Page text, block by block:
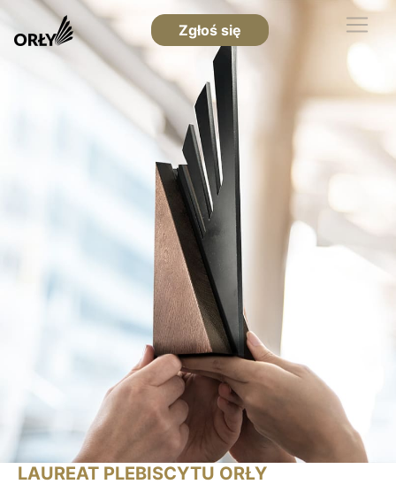
Zgłoś się
LAUREAT PLEBISCYTU ORŁY